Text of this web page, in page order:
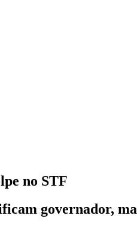
no STF
governador,